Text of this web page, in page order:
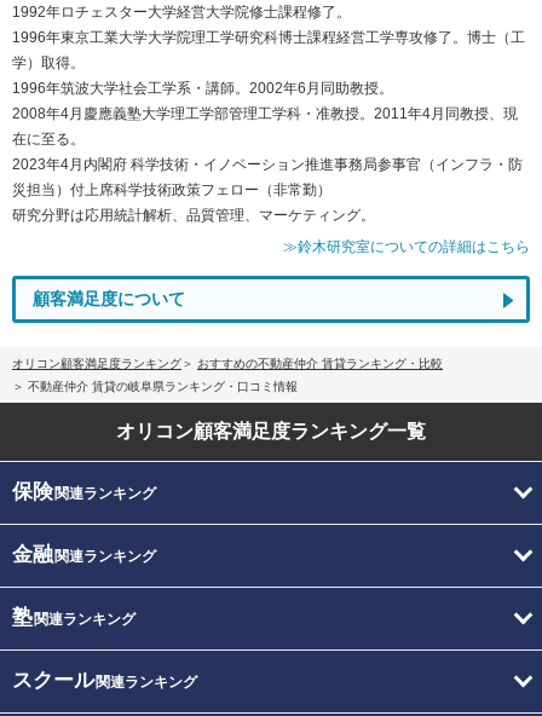
1992年ロチェスター大学経営大学院修士課程修了。
1996年東京工業大学大学院理工学研究科博士課程経営工学専攻修了。博士（工
学）取得。
1996年筑波大学社会工学系・講師。2002年6月同助教授。
2008年4月慶應義塾大学理工学部管理工学科・准教授。2011年4月同教授、現
在に至る。
2023年4月内閣府 科学技術・イノベーション推進事務局参事官（インフラ・防
災担当）付上席科学技術政策フェロー（非常勤）
研究分野は応用統計解析、品質管理、マーケティング。
≫鈴木研究室についての詳細はこちら
顧客満足度について
オリコン顧客満足度ランキング
おすすめの不動産仲介 賃貸ランキング・比較
不動産仲介 賃貸の岐阜県ランキング・口コミ情報
オリコン顧客満足度ランキング一覧
保険関連ランキング
金融関連ランキング
塾関連ランキング
スクール関連ランキング